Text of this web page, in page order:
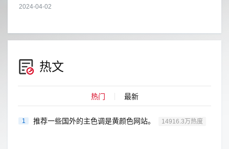
可以拥有一个专业的网......
2024-04-02
热文
热门 最新
1 推荐一些国外的主色调是黄颜色网站。 14916.3万热度